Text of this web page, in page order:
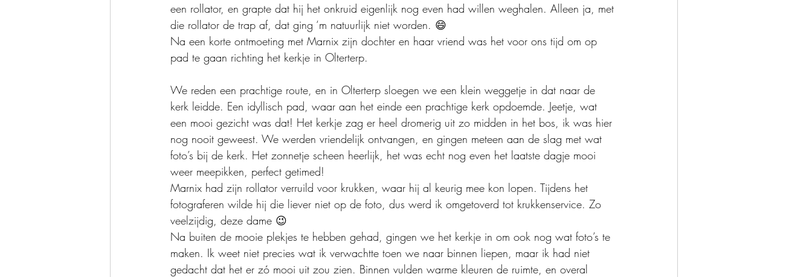
een rollator, en grapte dat hij het onkruid eigenlijk nog even had willen weghalen. Alleen ja, met
die rollator de trap af, dat ging ‘m natuurlijk niet worden. 😄
Na een korte ontmoeting met Marnix zijn dochter en haar vriend was het voor ons tijd om op
pad te gaan richting het kerkje in Olterterp.
We reden een prachtige route, en in Olterterp sloegen we een klein weggetje in dat naar de
kerk leidde. Een idyllisch pad, waar aan het einde een prachtige kerk opdoemde. Jeetje, wat
een mooi gezicht was dat! Het kerkje zag er heel dromerig uit zo midden in het bos, ik was hier
nog nooit geweest. We werden vriendelijk ontvangen, en gingen meteen aan de slag met wat
foto’s bij de kerk. Het zonnetje scheen heerlijk, het was echt nog even het laatste dagje mooi
weer meepikken, perfect getimed!
Marnix had zijn rollator verruild voor krukken, waar hij al keurig mee kon lopen. Tijdens het
fotograferen wilde hij die liever niet op de foto, dus werd ik omgetoverd tot krukkenservice. Zo
veelzijdig, deze dame 😉
Na buiten de mooie plekjes te hebben gehad, gingen we het kerkje in om ook nog wat foto’s te
maken. Ik weet niet precies wat ik verwachtte toen we naar binnen liepen, maar ik had niet
gedacht dat het er zó mooi uit zou zien. Binnen vulden warme kleuren de ruimte, en overal